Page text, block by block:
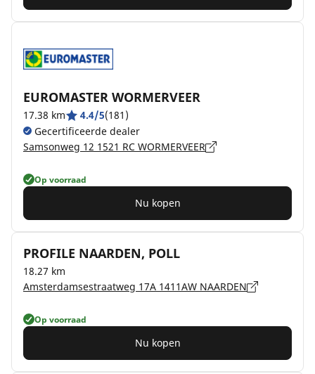
EUROMASTER WORMERVEER
17.38 km 4.4/5(181)
Gecertificeerde dealer
Samsonweg 12 1521 RC WORMERVEER
Op voorraad
Nu kopen
PROFILE NAARDEN, POLL
18.27 km
Amsterdamsestraatweg 17A 1411AW NAARDEN
Op voorraad
Nu kopen